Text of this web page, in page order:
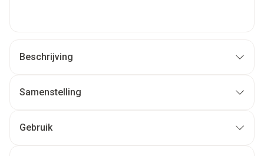
Beschrijving
Samenstelling
Gebruik